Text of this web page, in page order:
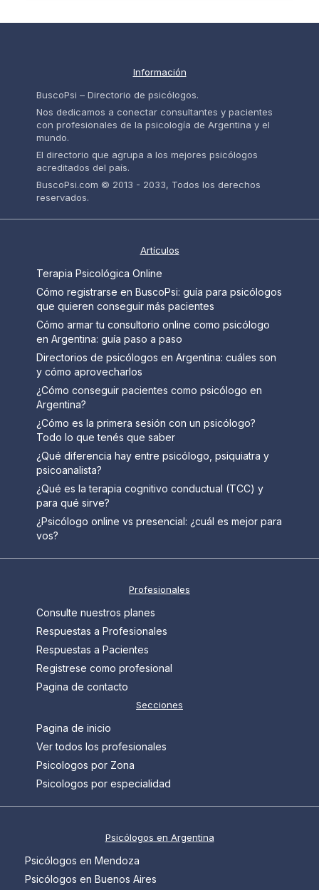
Información
BuscoPsi – Directorio de psicólogos.
Nos dedicamos a conectar consultantes y pacientes
con profesionales de la psicología de Argentina y el
mundo.
El directorio que agrupa a los mejores psicólogos
acreditados del país.
BuscoPsi.com © 2013 - 2033, Todos los derechos
reservados.
Artículos
Terapia Psicológica Online
Cómo registrarse en BuscoPsi: guía para psicólogos
que quieren conseguir más pacientes
Cómo armar tu consultorio online como psicólogo
en Argentina: guía paso a paso
Directorios de psicólogos en Argentina: cuáles son
y cómo aprovecharlos
¿Cómo conseguir pacientes como psicólogo en
Argentina?
¿Cómo es la primera sesión con un psicólogo?
Todo lo que tenés que saber
¿Qué diferencia hay entre psicólogo, psiquiatra y
psicoanalista?
¿Qué es la terapia cognitivo conductual (TCC) y
para qué sirve?
¿Psicólogo online vs presencial: ¿cuál es mejor para
vos?
Profesionales
Consulte nuestros planes
Respuestas a Profesionales
Respuestas a Pacientes
Registrese como profesional
Pagina de contacto
Secciones
Pagina de inicio
Ver todos los profesionales
Psicologos por Zona
Psicologos por especialidad
Psicólogos en Argentina
Psicólogos en Mendoza
Psicólogos en Buenos Aires